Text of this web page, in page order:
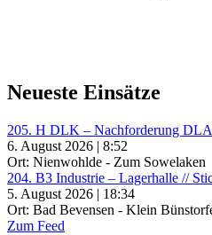
Neueste Einsätze
205. H DLK – Nachforderung
6. August 2026 | 8:52
Ort: Nienwohlde - Zum Sowelaken
204. B3 Industrie – Lagerhalle //
5. August 2026 | 18:34
Ort: Bad Bevensen - Klein
Zum Feed